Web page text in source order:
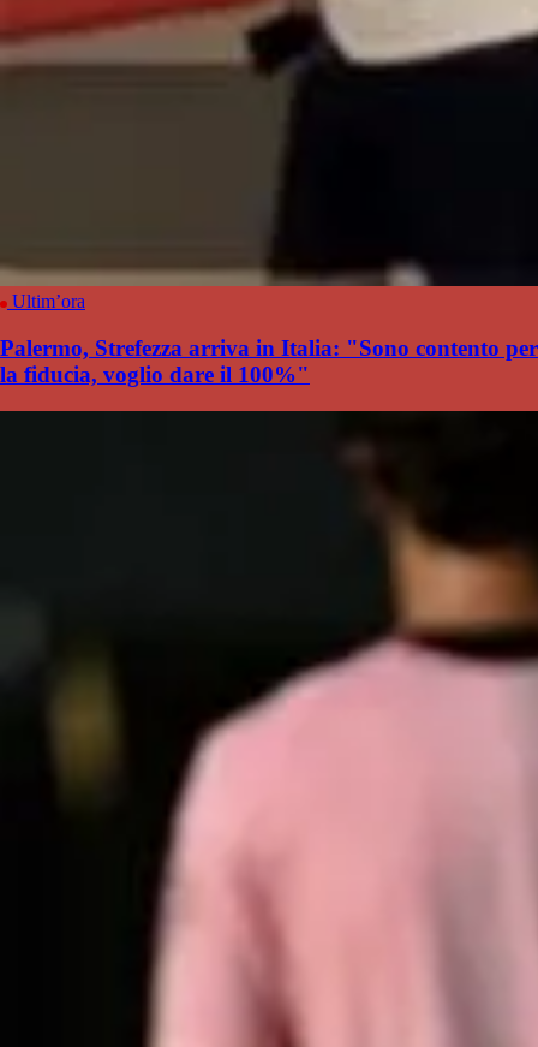
Ultim’ora
Palermo, Strefezza arriva in Italia: "Sono contento per
la fiducia, voglio dare il 100%"